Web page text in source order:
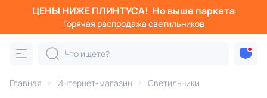
ЦЕНЫ НИЖЕ ПЛИНТУСА! Но выше паркета
Горячая распродажа светильников
Главная Интернет-магазин Светильники
Фильтры
Категория: